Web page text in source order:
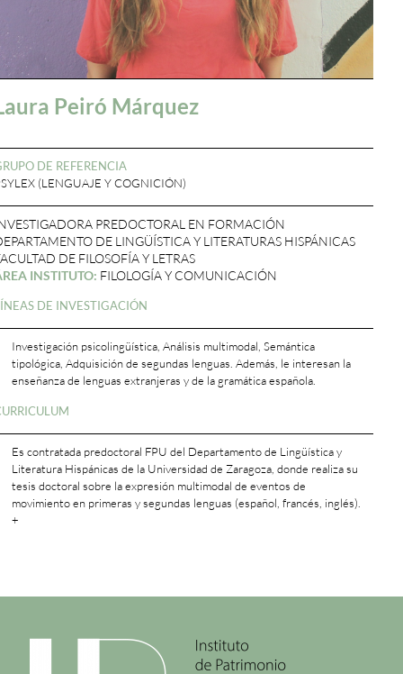
Peiró Márquez
DE REFERENCIA
(LENGUAJE Y COGNICIÓN)
PREDOCTORAL EN FORMACIÓN
DE LINGÜÍSTICA Y LITERATURAS HISPÁNICAS
DE FILOSOFÍA Y LETRAS
INSTITUTO: FILOLOGÍA Y COMUNICACIÓN
DE INVESTIGACIÓN
Investigación psicolingüística, Análisis multimodal, Semántica
tipológica, Adquisición de segundas lenguas. Además, le interesan la
enseñanza de lenguas extranjeras y de la gramática española.
Es contratada predoctoral FPU del Departamento de Lingüística y
Literatura Hispánicas de la Universidad de Zaragoza, donde realiza su
tesis doctoral sobre la expresión multimodal de eventos de
movimiento en primeras y segundas lenguas (español, francés, inglés).
+